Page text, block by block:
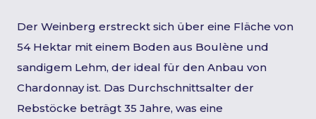
Der Weinberg erstreckt sich über eine Fläche von
54 Hektar mit einem Boden aus Boulène und
sandigem Lehm, der ideal für den Anbau von
Chardonnay ist. Das Durchschnittsalter der
Rebstöcke beträgt 35 Jahre, was eine